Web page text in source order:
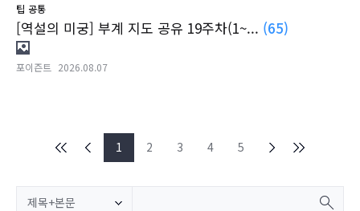
팁 공통
[역설의 미궁] 부계 지도 공유 19주차(1~... (65)
포이즌트 2026.08.07
1 2 3 4 5
제목+본문